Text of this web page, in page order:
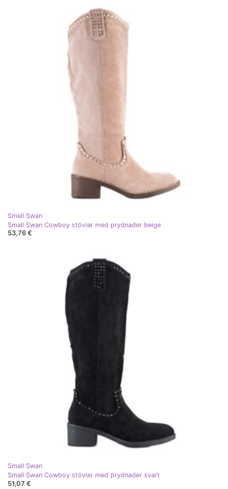
Small Swan
Small Swan Cowboy stövlar med prydnader beige
53,76 €
Small Swan
Small Swan Cowboy stövlar med prydnader svart
51,07 €